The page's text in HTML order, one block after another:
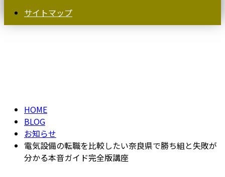
サイトマップ
HOME
BLOG
お知らせ
電気設備の転職を比較したい奈良県で勝ち組と失敗が
分かる本音ガイド完全版講座